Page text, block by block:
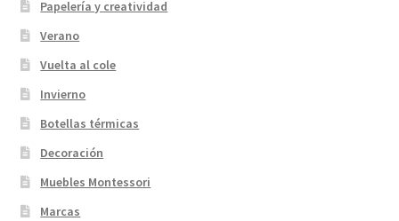
Papelería y creatividad
Verano
Vuelta al cole
Invierno
Botellas térmicas
Decoración
Muebles Montessori
Marcas